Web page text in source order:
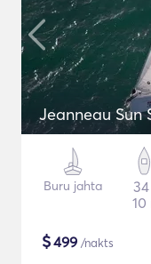
Jeanneau Sun
Buru jahta
10
$499 /nakts